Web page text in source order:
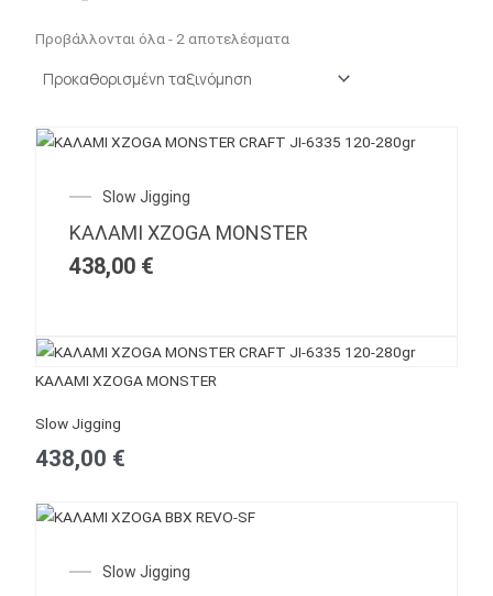
Προβάλλονται όλα - 2 αποτελέσματα
Slow Jigging
ΚΑΛΑΜΙ XZOGA MONSTER
438,00 €
ΚΑΛΑΜΙ XZOGA MONSTER
Slow Jigging
438,00 €
Slow Jigging